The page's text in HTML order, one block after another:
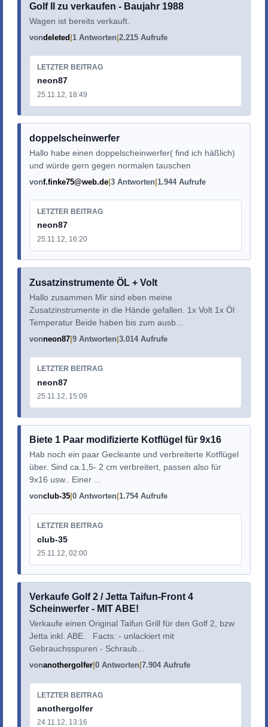
Golf II zu verkaufen - Baujahr 1988
Wagen ist bereits verkauft.
vondeleted 1 Antworten 2.215 Aufrufe
LETZTER BEITRAG
neon87
25.11.12, 18:49
doppelscheinwerfer
Hallo habe einen doppelscheinwerfer( find ich häßlich)
und würde gern gegen normalen tauschen
vonf.finke75@web.de 3 Antworten 1.944 Aufrufe
LETZTER BEITRAG
neon87
25.11.12, 16:20
Zusatzinstrumente ÖL + Volt
Hallo zusammen Mir sind eben meine
Zusatzinstrumente in die Hände gefallen. 1x Volt 1x Öl
Temperatur Beide haben bis zum ausb...
vonneon87 9 Antworten 3.014 Aufrufe
LETZTER BEITRAG
neon87
25.11.12, 15:09
Biete 1 Paar modifizierte Kotflügel für 9x16
Hab noch ein paar Gecleante und verbreiterte Kotflügel
über. Sind ca.1,5- 2 cm verbreitert, passen also für
9x16 usw.. Einer ...
vonclub-35 0 Antworten 1.754 Aufrufe
LETZTER BEITRAG
club-35
25.11.12, 02:00
Verkaufe Golf 2 / Jetta Taifun-Front 4
Scheinwerfer - MIT ABE!
Verkaufe einen Original Taifun Grill für den Golf 2, bzw
Jetta inkl. ABE. Facts: - unlackiert mit
Gebrauchsspuren - Schraub...
vonanothergolfer 0 Antworten 7.904 Aufrufe
LETZTER BEITRAG
anothergolfer
24.11.12, 13:16